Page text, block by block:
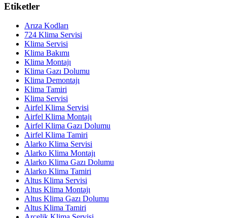
Etiketler
Arıza Kodları
724 Klima Servisi
Klima Servisi
Klima Bakımı
Klima Montajı
Klima Gazı Dolumu
Klima Demontajı
Klima Tamiri
Klima Servisi
Airfel Klima Servisi
Airfel Klima Montajı
Airfel Klima Gazı Dolumu
Airfel Klima Tamiri
Alarko Klima Servisi
Alarko Klima Montajı
Alarko Klima Gazı Dolumu
Alarko Klima Tamiri
Altus Klima Servisi
Altus Klima Montajı
Altus Klima Gazı Dolumu
Altus Klima Tamiri